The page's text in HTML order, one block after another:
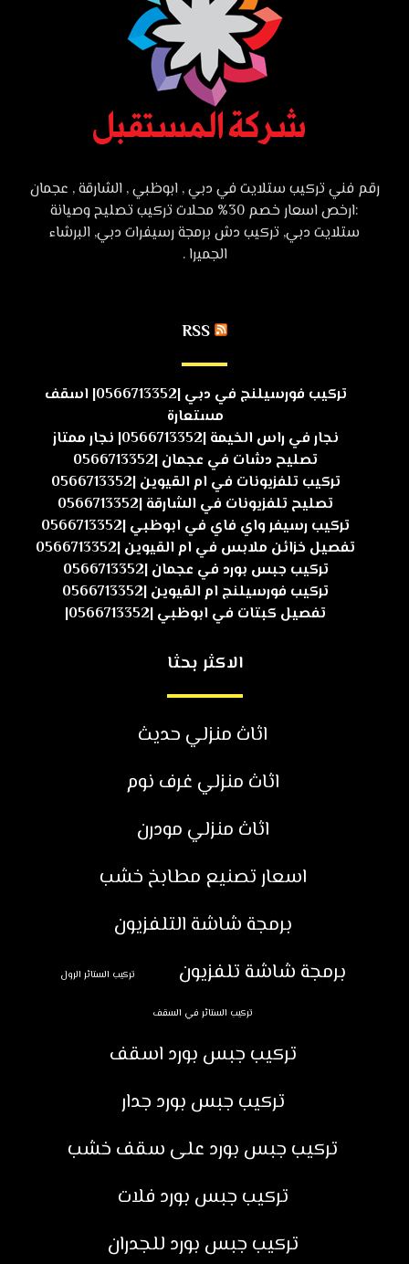
رقم فني تركيب ستلايت في دبي , ابوظبي , الشارقة , عجمان
:ارخص اسعار خصم 30% محلات تركيب تصليح وصيانة
ستلايت دبي, تركيب دش برمجة رسيفرات دبي, البرشاء
الجميرا .
RSS
تركيب فورسيلنج في دبي |0566713352| اسقف
مستعارة
نجار في راس الخيمة |0566713352| نجار ممتاز
تصليح دشات في عجمان |0566713352
تركيب تلفزيونات في ام القيوين |0566713352
تصليح تلفزيونات في الشارقة |0566713352
تركيب رسيفر واي فاي في ابوظبي |0566713352
تفصيل خزائن ملابس في ام القيوين |0566713352
تركيب جبس بورد في عجمان |0566713352
تركيب فورسيلنج ام القيوين |0566713352
تفصيل كبتات في ابوظبي |0566713352|
الاكثر بحثا
اثاث منزلي حديث
اثاث منزلي غرف نوم
اثاث منزلي مودرن
اسعار تصنيع مطابخ خشب
برمجة شاشة التلفزيون
برمجة شاشة تلفزيون
تركيب الستائر الرول
تركيب الستائر في السقف
تركيب جبس بورد اسقف
تركيب جبس بورد جدار
تركيب جبس بورد على سقف خشب
تركيب جبس بورد فلات
تركيب جبس بورد للجدران